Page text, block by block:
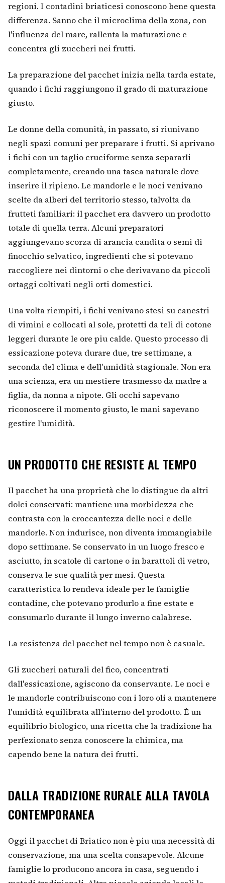
regioni. I contadini briaticesi conoscono bene questa
differenza. Sanno che il microclima della zona, con
l'influenza del mare, rallenta la maturazione e
concentra gli zuccheri nei frutti.
La preparazione del pacchet inizia nella tarda estate,
quando i fichi raggiungono il grado di maturazione
giusto.
Le donne della comunità, in passato, si riunivano
negli spazi comuni per preparare i frutti. Si aprivano
i fichi con un taglio cruciforme senza separarli
completamente, creando una tasca naturale dove
inserire il ripieno. Le mandorle e le noci venivano
scelte da alberi del territorio stesso, talvolta da
frutteti familiari: il pacchet era davvero un prodotto
totale di quella terra. Alcuni preparatori
aggiungevano scorza di arancia candita o semi di
finocchio selvatico, ingredienti che si potevano
raccogliere nei dintorni o che derivavano da piccoli
ortaggi coltivati negli orti domestici.
Una volta riempiti, i fichi venivano stesi su canestri
di vimini e collocati al sole, protetti da teli di cotone
leggeri durante le ore piu calde. Questo processo di
essicazione poteva durare due, tre settimane, a
seconda del clima e dell'umidità stagionale. Non era
una scienza, era un mestiere trasmesso da madre a
figlia, da nonna a nipote. Gli occhi sapevano
riconoscere il momento giusto, le mani sapevano
gestire l'umidità.
UN PRODOTTO CHE RESISTE AL TEMPO
Il pacchet ha una proprietà che lo distingue da altri
dolci conservati: mantiene una morbidezza che
contrasta con la croccantezza delle noci e delle
mandorle. Non indurisce, non diventa immangiabile
dopo settimane. Se conservato in un luogo fresco e
asciutto, in scatole di cartone o in barattoli di vetro,
conserva le sue qualità per mesi. Questa
caratteristica lo rendeva ideale per le famiglie
contadine, che potevano produrlo a fine estate e
consumarlo durante il lungo inverno calabrese.
La resistenza del pacchet nel tempo non è casuale.
Gli zuccheri naturali del fico, concentrati
dall'essicazione, agiscono da conservante. Le noci e
le mandorle contribuiscono con i loro oli a mantenere
l'umidità equilibrata all'interno del prodotto. È un
equilibrio biologico, una ricetta che la tradizione ha
perfezionato senza conoscere la chimica, ma
capendo bene la natura dei frutti.
DALLA TRADIZIONE RURALE ALLA TAVOLA
CONTEMPORANEA
Oggi il pacchet di Briatico non è piu una necessità di
conservazione, ma una scelta consapevole. Alcune
famiglie lo producono ancora in casa, seguendo i